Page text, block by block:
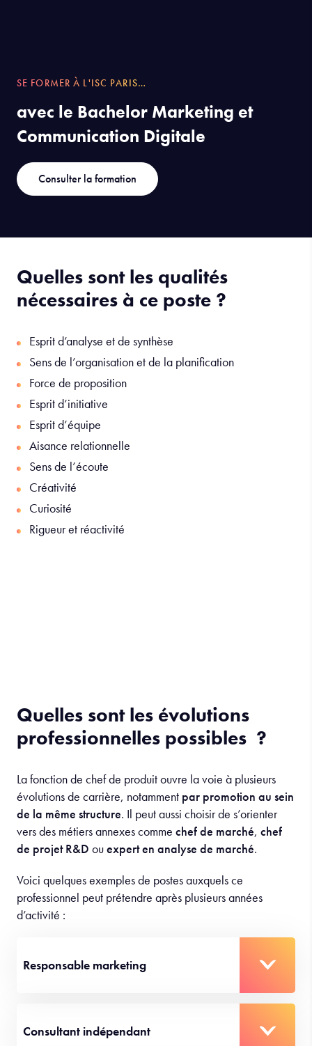
SE FORMER À L'ISC PARIS…
avec le Bachelor Marketing et
Communication Digitale
Consulter la formation
Quelles sont les qualités
nécessaires à ce poste ?
Esprit d’analyse et de synthèse
Sens de l’organisation et de la planification
Force de proposition
Esprit d’initiative
Esprit d’équipe
Aisance relationnelle
Sens de l’écoute
Créativité
Curiosité
Rigueur et réactivité
Quelles sont les évolutions
professionnelles possibles ?
La fonction de chef de produit ouvre la voie à plusieurs
évolutions de carrière, notammentpar promotion au sein
de la même structure. Il peut aussi choisir de s’orienter
vers des métiers annexes comme
Voici quelques exemples de postes auxquels ce